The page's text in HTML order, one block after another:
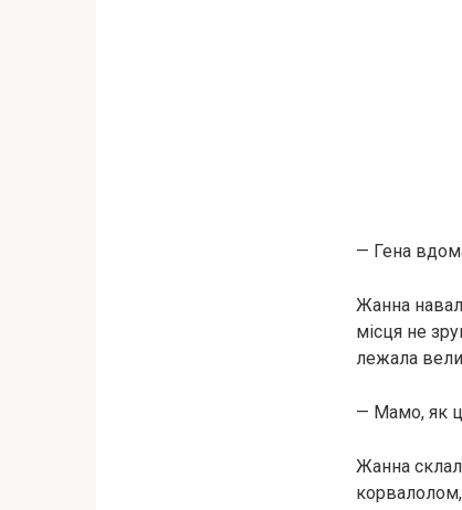
— Гена
Жанна
місця не
лежала
— Мамо, як
Жанна